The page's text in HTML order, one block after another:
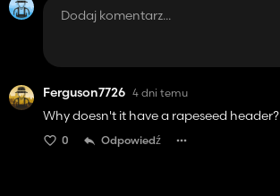
Ferguson7726 4 dni temu
Why doesn't it have a rapeseed header?
0 Odpowiedź